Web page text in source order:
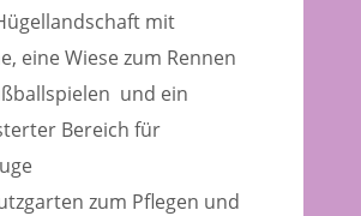
mit
eine Wiese zum Rennen
und ein
Bereich für
zum Pflegen und